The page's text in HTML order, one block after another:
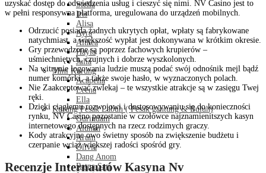
Stella
Iris
Alisa
Ayra
Althea
Hayla
Julia
Mini Kurung
Acapella
Leena
Ella
Kurung Pesak Labuh ( Pesak gantung & Buluh)
Gurindam
Alunan
Arum
Olivia
Dang Anom
Ratna Sari
uzyskać dostęp do odwiedzenia usług i cieszyć się nimi. NV Casino jest to
w pełni responsywna platforma, uregulowana do urządzeń mobilnych.
Odrzucić posiada żadnych ukrytych opłat, wpłaty są fabrykowane
natychmiast, a większość wypłat jest dokonywana w krótkim okresie.
Gry przewodzone są poprzez fachowych krupierów –
uśmiechniętych, czujnych i dobrze wyszkolonych.
Na witrynie logowania ludzie muszą podać swój odnośnik mejl bądź
numer komórki, a także swoje hasło, w wyznaczonych polach.
Nie Zaakceptować zwlekaj – te wszystkie atrakcje są w zasięgu Twej
ręki.
Dzięki ciągłemu rozwojowi i dostosowywaniu się do konieczności
rynku, NV Casino pozostanie w czołówce najznamienitszych kasyn
internetowego dostępnych na rzecz rodzimych graczy.
Kody atrakcyjne owo świetny sposób na zwiększenie budżetu i
czerpanie wciąż większej radości spośród gry.
Recenzje Internautów Kasyna Nv